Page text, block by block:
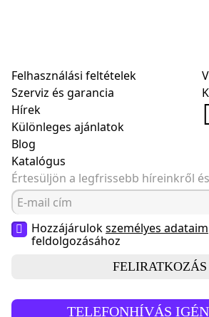
Felhasználási feltételek
Szerviz és garancia
Hírek
Különleges ajánlatok
Blog
Katalógus
Értesüljön a legfrissebb híreinkről
Hozzájárulokszemélyes adataim
feldolgozásához
FELIRATKOZÁS
TELEFONHÍVÁS